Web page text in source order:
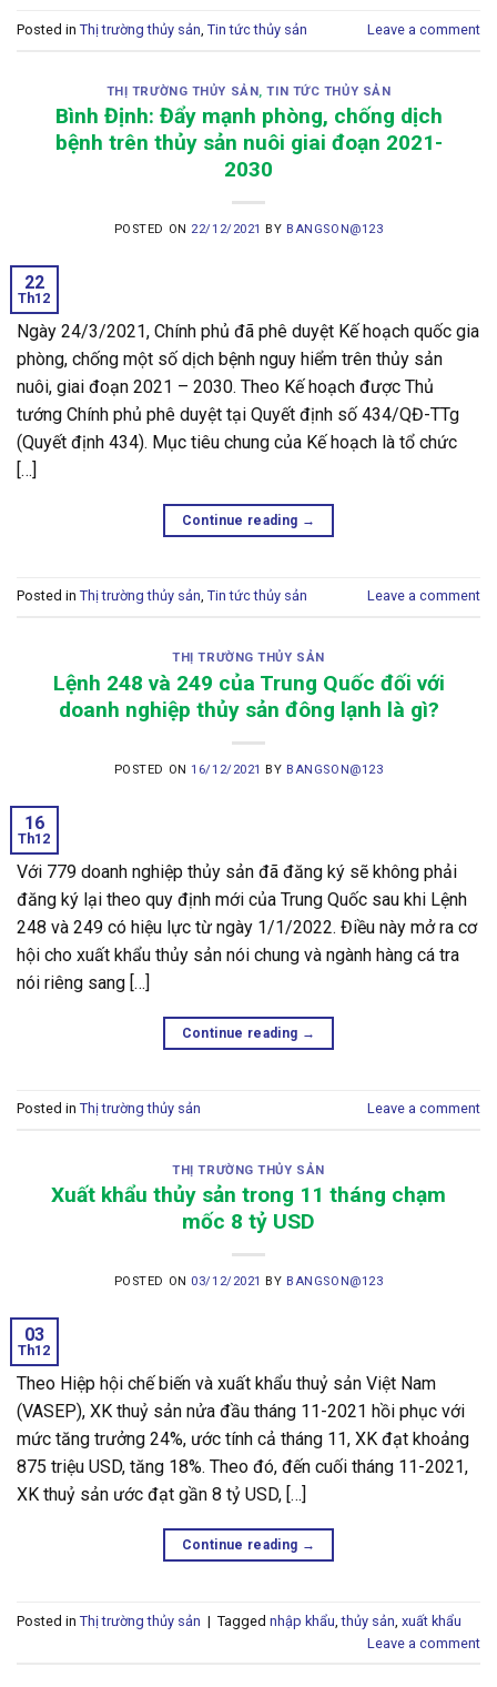
Posted in Thị trường thủy sản Tin tức thủy sản Leave a comment
THỊ TRƯỜNG THỦY SẢN ,TIN TỨC THỦY SẢN
Bình Định: Đẩy mạnh phòng, chống dịch
bệnh trên thủy sản nuôi giai đoạn 2021-
2030
POSTED ON 22/12/2021 BY BANGSON@123
22
Th12
Ngày 24/3/2021, Chính phủ đã phê duyệt Kế hoạch quốc gia
phòng, chống một số dịch bệnh nguy hiểm trên thủy sản
nuôi, giai đoạn 2021 – 2030. Theo Kế hoạch được Thủ
tướng Chính phủ phê duyệt tại Quyết định số 434/QĐ-TTg
(Quyết định 434). Mục tiêu chung của Kế hoạch là tổ chức
[…]
Continue reading →
Posted in Thị trường thủy sản, Tin tức thủy sản Leave a comment
THỊ TRƯỜNG THỦY SẢN
Lệnh 248 và 249 của Trung Quốc đối với
doanh nghiệp thủy sản đông lạnh là gì?
POSTED ON16/12/2021 BY BANGSON@123
16
Th12
Với 779 doanh nghiệp thủy sản đã đăng ký sẽ không phải
đăng ký lại theo quy định mới của Trung Quốc sau khi Lệnh
248 và 249 có hiệu lực từ ngày 1/1/2022. Điều này mở ra cơ
hội cho xuất khẩu thủy sản nói chung và ngành hàng cá tra
nói riêng sang […]
Continue reading →
Posted in Thị trường thủy sản Leave a comment
THỊ TRƯỜNG THỦY SẢN
Xuất khẩu thủy sản trong 11 tháng chạm
mốc 8 tỷ USD
POSTED ON 03/12/2021 BY BANGSON@123
03
Th12
Theo Hiệp hội chế biến và xuất khẩu thuỷ sản Việt Nam
(VASEP), XK thuỷ sản nửa đầu tháng 11-2021 hồi phục với
mức tăng trưởng 24%, ước tính cả tháng 11, XK đạt khoảng
875 triệu USD, tăng 18%. Theo đó, đến cuối tháng 11-2021,
XK thuỷ sản ước đạt gần 8 tỷ USD, […]
Continue reading →
Posted in Thị trường thủy sản | Tagged nhập khẩu ,thủy sản xuất khẩu
Leave a comment